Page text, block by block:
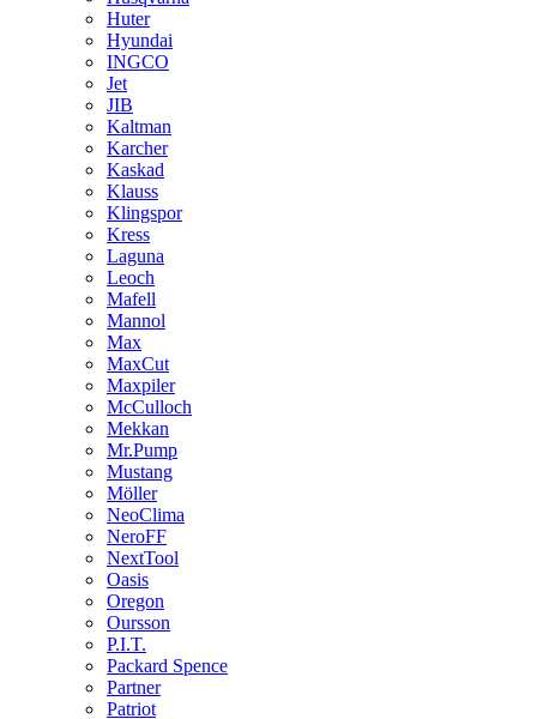
Huter
Hyundai
INGCO
Jet
JIB
Kaltman
Karcher
Kaskad
Klauss
Klingspor
Kress
Laguna
Leoch
Mafell
Mannol
Max
MaxCut
Maxpiler
McCulloch
Mekkan
Mr.Pump
Mustang
Möller
NeoClima
NeroFF
NextTool
Oasis
Oregon
Oursson
P.I.T.
Packard Spence
Partner
Patriot